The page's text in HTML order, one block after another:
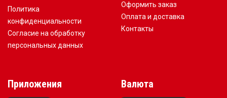
Политика
конфиденциальности
Согласие на обработку
персональных данных
Оформить заказ
Оплата и доставка
Контакты
Приложения Валюта